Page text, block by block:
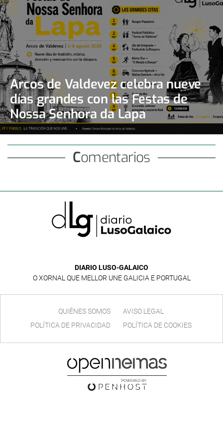
Arcos de Valdevez celebra nueve
días grandes con las Festas de
Nossa Senhora da Lapa
Comentarios
DIARIO LUSO-GALAICO
O XORNAL QUE MELLOR UNE GALICIA E PORTUGAL
QUIÉNES SOMOS
AVISO LEGAL
POLÍTICA DE PRIVACIDAD
POLÍTICA DE COOKIES